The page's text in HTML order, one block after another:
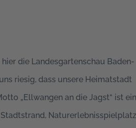
die Landesgartenschau Baden-
riesig, dass unsere Heimatstadt
„Ellwangen an die Jagst“ ist ein